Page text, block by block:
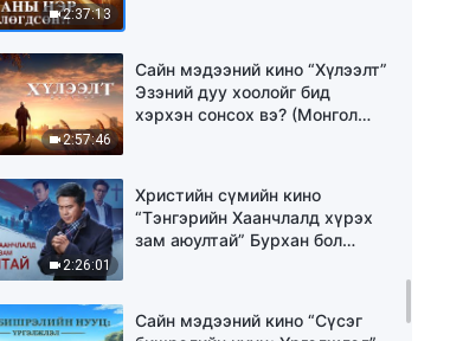
2:37:13
2:57:46
Сайн мэдээний кино “Хүлээлт”
Эзэний дуу хоолойг бид
хэрхэн сонсох вэ? (Монгол
2:26:01
Христийн сүмийн кино
“Тэнгэрийн Хаанчлалд хүрэх
зам аюултай” Бурхан бол
Сайн мэдээний кино “Сүсэг